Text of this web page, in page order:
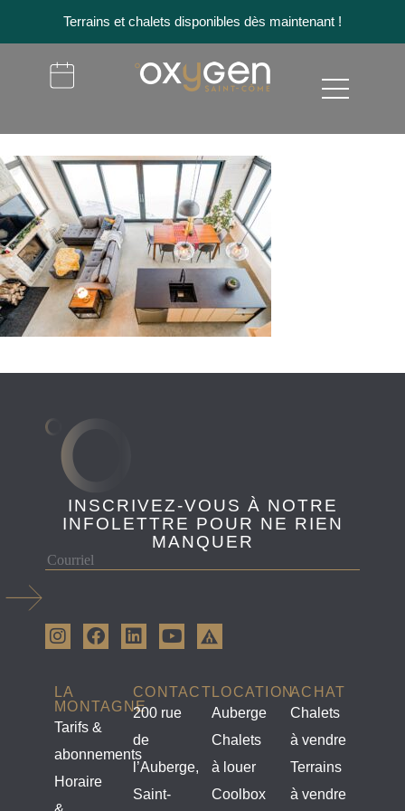
Terrains et chalets disponibles dès maintenant !
INSCRIVEZ-VOUS À NOTRE
INFOLETTRE POUR NE RIEN
MANQUER
LA
MONTAGNE
Tarifs &
abonnements
Horaire
CONTACT
200 rue
de
l’Auberge,
Saint-
LOCATION
Auberge
Chalets
à louer
Coolbox
ACHAT
Chalets
à vendre
Terrains
à vendre